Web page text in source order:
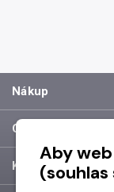
Nákup
O společnosti
Kontakt
Aby